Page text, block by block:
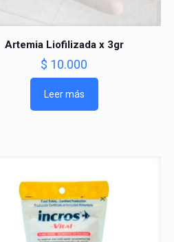
Artemia Liofilizada x 3gr
$ 10.000
Leer más